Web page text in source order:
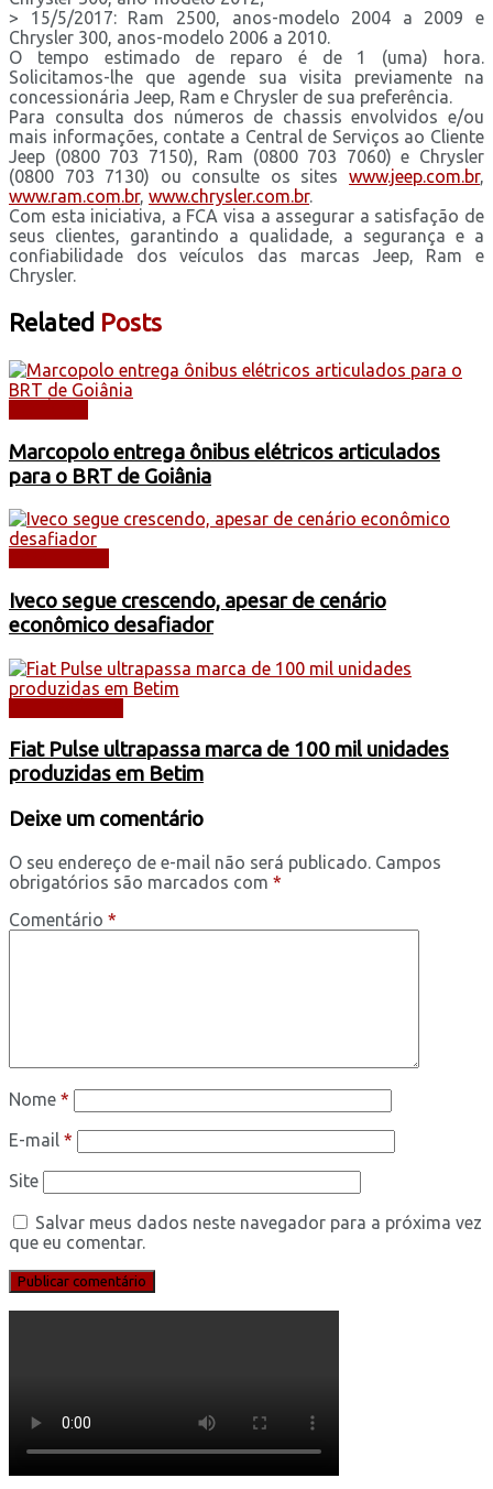
> 15/5/2017: Ram 2500, anos-modelo 2004 a 2009 e
Chrysler 300, anos-modelo 2006 a 2010.
O tempo estimado de reparo é de 1 (uma) hora.
Solicitamos-lhe que agende sua visita previamente na
concessionária Jeep, Ram e Chrysler de sua preferência.
Para consulta dos números de chassis envolvidos e/ou
mais informações, contate a Central de Serviços ao Cliente
Jeep (0800 703 7150), Ram (0800 703 7060) e Chrysler
(0800 703 7130) ou consulte os sites www.jeep.com.br,
www.ram.com.br, www.chrysler.com.br.
Com esta iniciativa, a FCA visa a assegurar a satisfação de
seus clientes, garantindo a qualidade, a segurança e a
confiabilidade dos veículos das marcas Jeep, Ram e
Chrysler.
Related Posts
Marcopolo entrega ônibus elétricos articulados
para o BRT de Goiânia
Iveco segue crescendo, apesar de cenário
econômico desafiador
Fiat Pulse ultrapassa marca de 100 mil unidades
produzidas em Betim
Deixe um comentário
O seu endereço de e-mail não será publicado. Campos
obrigatórios são marcados com *
Comentário *
Nome *
E-mail *
Site
Salvar meus dados neste navegador para a próxima vez
que eu comentar.